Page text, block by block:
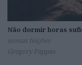
Não dormir horas
nossas feições
Gregory Pappas